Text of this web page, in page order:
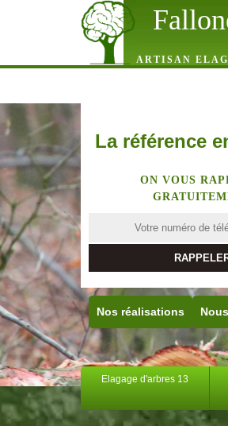
ARTISAN
La référence
ON VOUS
Nos réalisations
Elagage d'arbres 13